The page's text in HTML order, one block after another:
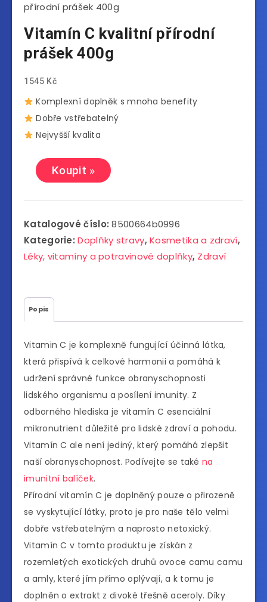
přírodní prášek 400g
Vitamín C kvalitní přírodní
prášek 400g
1545 Kč
Komplexní doplněk s mnoha benefity
Dobře vstřebatelný
Nejvyšší kvalita
Koupit »
Katalogové číslo:8500664b0996
Kategorie:Doplňky stravy,Kosmetika a zdraví,
Léky, vitamíny a potravinové doplňky, Zdraví
Popis
Vitamin C je komplexně fungující účinná látka,
která přispívá k celkové harmonii a pomáhá k
udržení správné funkce obranyschopnosti
lidského organismu a posílení imunity. Z
odborného hlediska je vitamín C esenciální
mikronutrient důležité pro lidské zdraví a pohodu.
Vitamín C ale není jediný, který pomáhá zlepšit
naší obranyschopnost. Podívejte se takéna
imunitní balíček.
Přírodní vitamín C je doplněný pouze o přirozeně
se vyskytující látky, proto je pro naše tělo velmi
dobře vstřebatelným a naprosto netoxický.
Vitamín C v tomto produktu je získán z
rozemletých exotických druhů ovoce camu camu
a amly, které jím přímo oplývají, a k tomu je
doplněn o extrakt z divoké třešně aceroly. Díky